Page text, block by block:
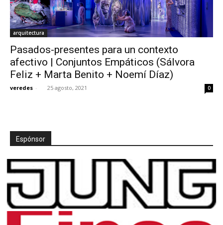
arquitectura
Pasados-presentes para un contexto
afectivo | Conjuntos Empáticos (Sálvora
Feliz + Marta Benito + Noemí Díaz)
veredes - 25 agosto, 2021 0
Espónsor